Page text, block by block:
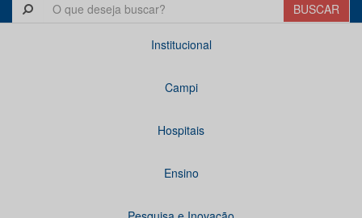
Institucional
Campi
Hospitais
Ensino